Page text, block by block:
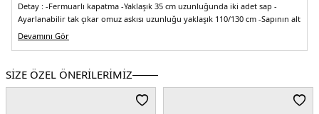
Detay : -Fermuarlı kapatma -Yaklaşık 35 cm uzunluğunda iki adet sap -
Ayarlanabilir tak çıkar omuz askısı uzunluğu yaklaşık 110/130 cm -Sapının alt
tarafında logolu tak çıkar charm
5DE2HWZG7879070BON.34
Devamını Gör
SİZE ÖZEL ÖNERİLERİMİZ